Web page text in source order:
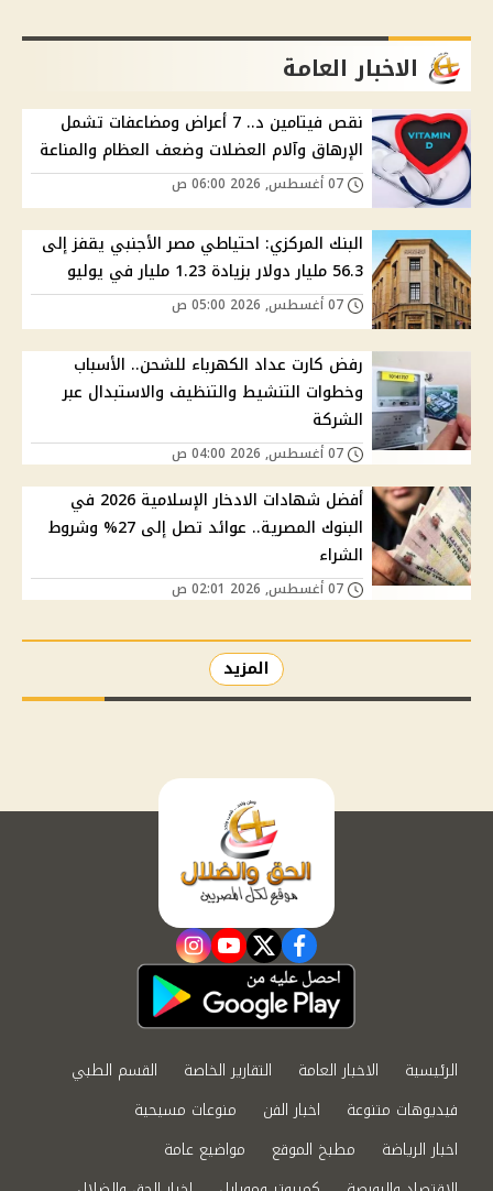
الاخبار العامة
نقص فيتامين د.. 7 أعراض ومضاعفات تشمل
الإرهاق وآلام العضلات وضعف العظام والمناعة
البنك المركزي: احتياطي مصر الأجنبي يقفز إلى
56.3 مليار دولار بزيادة 1.23 مليار في يوليو
رفض كارت عداد الكهرباء للشحن.. الأسباب
وخطوات التنشيط والتنظيف والاستبدال عبر
الشركة
أفضل شهادات الادخار الإسلامية 2026 في
البنوك المصرية.. عوائد تصل إلى 27% وشروط
الشراء
المزيد
facebook
twitter
youtube
instagram
الرئيسية الاخبار العامة التقارير الخاصة
القسم الطبي
فيديوهات متنوعة
اخبار الفن
منوعات مسيحية
اخبار الرياضة
مطبخ الموقع
مواضيع عامة